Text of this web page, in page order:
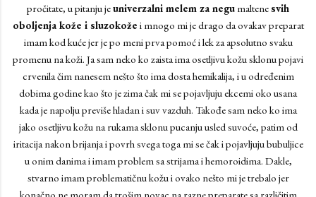
pročitate, u pitanju jeuniverzalni melem za negu maltenesvih
oboljenja kože i sluzokože i mnogo mi je drago da ovakav preparat
imam kod kuće jer je po meni prva pomoć i lek za apsolutno svaku
promenu na koži. Ja sam neko ko zaista ima osetljivu kožu sklonu pojavi
crvenila čim nanesem nešto što ima dosta hemikalija, i u određenim
dobima godine kao što je zima čak mi se pojavljuju ekcemi oko usana
kada je napolju previše hladan i suv vazduh. Takođe sam neko ko ima
jako osetljivu kožu na rukama sklonu pucanju usled suvoće, patim od
iritacija nakon brijanja i povrh svega toga mi se čak i pojavljuju bubuljice
u onim danima i imam problem sa strijama i hemoroidima. Dakle,
stvarno imam problematičnu kožu i ovako nešto mi je trebalo jer